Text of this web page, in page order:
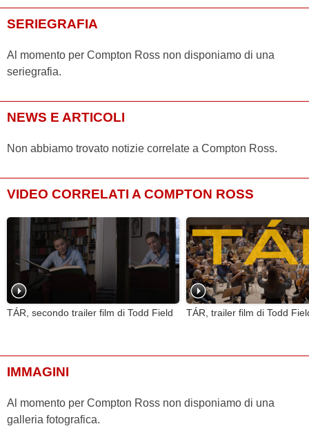
SERIEGRAFIA
Al momento per Compton Ross non disponiamo di una
seriegrafia.
NEWS E ARTICOLI
Non abbiamo trovato notizie correlate a Compton Ross.
VIDEO CORRELATI A COMPTON ROSS
TÁR, secondo trailer film di Todd Field TÁR, trailer film di Todd
IMMAGINI
Al momento per Compton Ross non disponiamo di una
galleria fotografica.